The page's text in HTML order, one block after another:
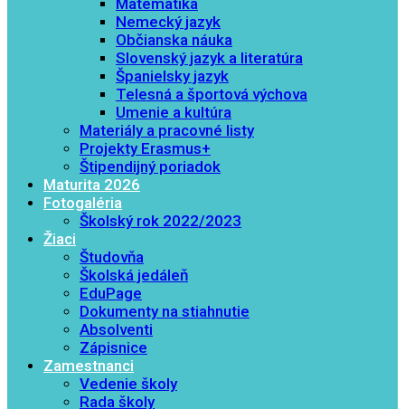
Matematika
Nemecký jazyk
Občianska náuka
Slovenský jazyk a literatúra
Španielsky jazyk
Telesná a športová výchova
Umenie a kultúra
Materiály a pracovné listy
Projekty Erasmus+
Štipendijný poriadok
Maturita 2026
Fotogaléria
Školský rok 2022/2023
Žiaci
Študovňa
Školská jedáleň
EduPage
Dokumenty na stiahnutie
Absolventi
Zápisnice
Zamestnanci
Vedenie školy
Rada školy